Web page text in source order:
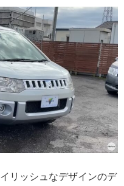
リッシュなデザインのデ